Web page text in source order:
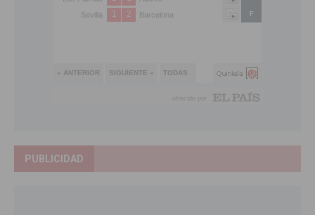
PUBLICIDAD